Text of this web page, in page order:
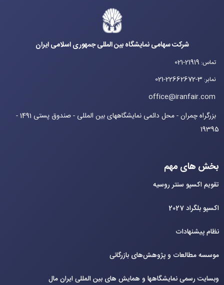
شرکت سهامی نمایشگاه بین المللی جمهوری اسلامی ایران
تماس:
021-21919
نمابر:
021-22662672-3
office@iranfair.com
بزرگراه چمران - محل دائمی نمایشگاههای بین المللی - صندوق پستی 1491 -
19395
بخش های مهم
تقویم اکسپو سنتر روسیه
اکسپو بلگراد 2027
نظام پیشنهادات
موسسه مطالعات و پژوهش‌های بازرگانی
وبسایت رسمی نمایشگاهها و همایش های بین‌ المللی ایران مال